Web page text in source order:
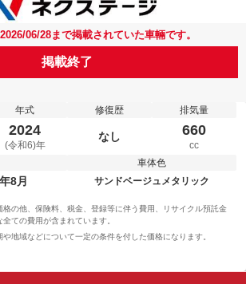
06/28まで掲載されていた車輛です。
掲載終了
年式
2024
(令和6)年
修復歴
なし
排気量
660
cc
8月
車体色
サンドベージュメタリック
の他、保険料、税金、登録等に伴う費用、リサイクル預託金
ての費用が含まれています。
地域などについて一定の条件を付した価格になります。